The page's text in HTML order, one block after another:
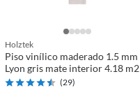
Holztek
Piso vinílico maderado 1.5 mm
Lyon gris mate interior 4.18 m2
(29)